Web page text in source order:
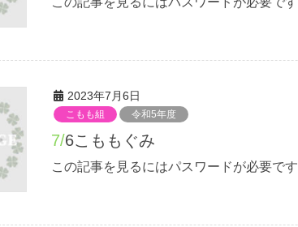
2023年7月6日
こもも組 令和5年度
7/6こももぐみ
この記事を見るにはパスワードが必要です